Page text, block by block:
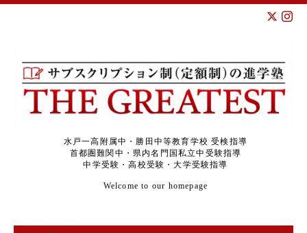
水戸一高附属中・勝田中等教育学校 受検指導
首都圏難関中・県内名門国私立中受験指導
中学受験・高校受験・大学受験指導
Welcome to our homepage